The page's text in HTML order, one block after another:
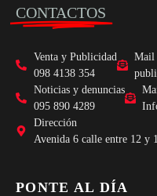
CONTACTOS
Venta y Publicidad
098 4138 354
Mail
Noticias y denuncias
095 890 4289
Dirección
Avenida 6 calle entre 12 y
PONTE AL DÍA